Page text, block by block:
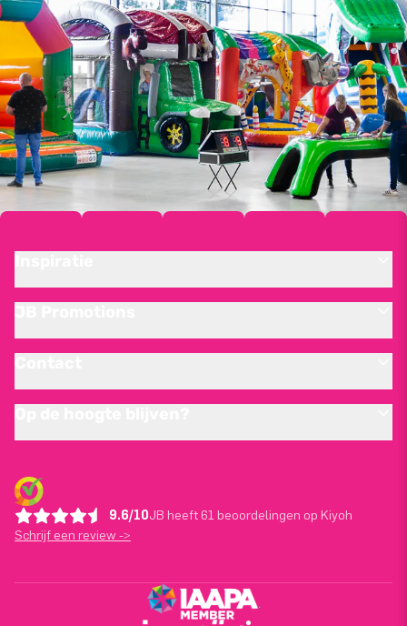
9.6/10JB heeft 61 beoordelingen op Kiyoh
Schrijf een review ->